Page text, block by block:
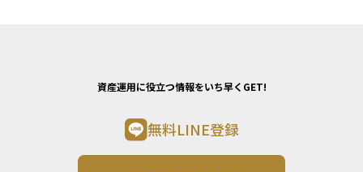
資産運用に役立つ情報をいち早くGET!
無料LINE登録